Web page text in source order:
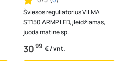
Šviesos reguliatorius VILMA
ST150 ARMP LED, įleidžiamas,
juoda matinė sp.
3099 € / vnt.